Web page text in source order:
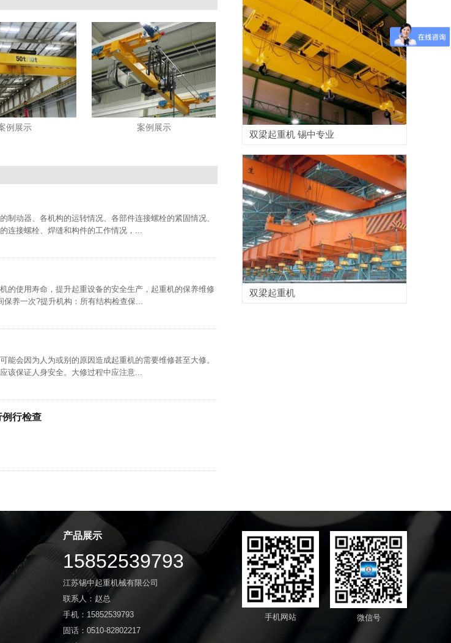
例展示 案例展示
动器、各机构的运转情况、各部件连接螺栓的紧固情况、
连接螺栓、焊缝和构件的工作情况，...
的使用寿命，提升起重设备的安全生产，起重机的保养维修
养一次?提升机构：所有结构检查保...
会因为人为或别的原因造成起重机的需要维修甚至大修。
该保证人身安全。大修过程中应注意...
例行检查
双梁起重机 锡中专业
双梁起重机
产品展示
15852539793
江苏锡中起重机械有限公司
联系人：赵总
手机：15852539793
固话：0510-82802217
手机网站 微信号